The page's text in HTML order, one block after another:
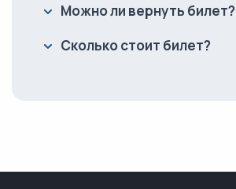
Можно ли вернуть билет?
Сколько стоит билет?